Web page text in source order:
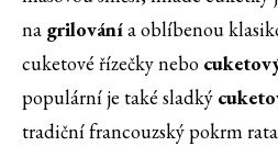
na grilovánía oblíbenou
cuketové řízečky nebo
populární je také sladký
tradiční francouzský pokrm